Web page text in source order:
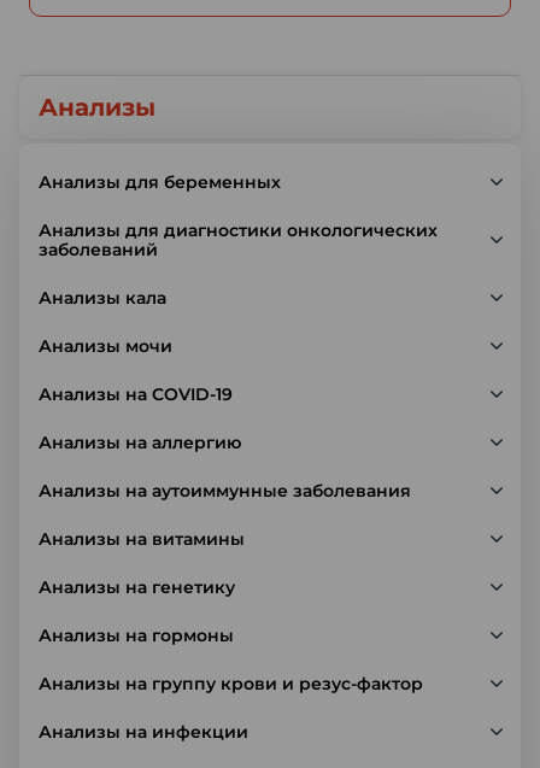
Анализы
Анализы для беременных
Анализы для диагностики онкологических
заболеваний
Анализы кала
Анализы мочи
Анализы на COVID-19
Анализы на аллергию
Анализы на аутоиммунные заболевания
Анализы на витамины
Анализы на генетику
Анализы на гормоны
Анализы на группу крови и резус-фактор
Анализы на инфекции